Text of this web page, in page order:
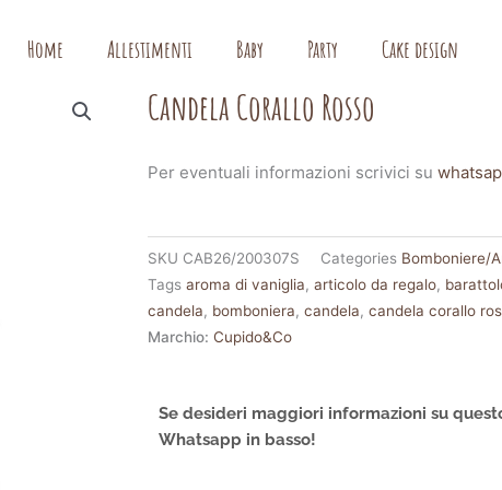
Home Allestimenti Baby Party Cake design
Candela Corallo Rosso
Per eventuali informazioni scrivici su
SKU CAB26/200307S Categories Bomboniere/
Tags aroma di vaniglia,articolo da regalo,
candela, bomboniera,candela,candela corallo
Marchio:Cupido&Co
Se desideri maggiori informazioni su
Whatsapp in basso!